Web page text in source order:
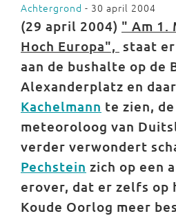
Achtergrond - 30 april 2004
(29 april 2004) " Am 1.
Hoch Europa", staat
aan de bushalte op de
Alexanderplatz en
Kachelmann te zien,
meteoroloog van
verder verwondert
Pechstein zich op een
erover, dat er zelfs op
Koude Oorlog meer